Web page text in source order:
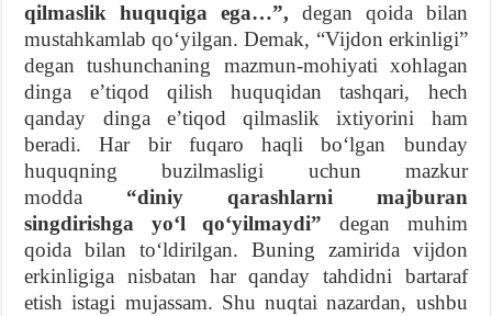
qilmaslik huquqiga ega…”, degan qoida bilan
mustahkamlab qo‘yilgan. Demak, “Vijdon erkinligi”
degan tushunchaning mazmun-mohiyati xohlagan
dinga e’tiqod qilish huquqidan tashqari, hech
qanday dinga e’tiqod qilmaslik ixtiyorini ham
beradi. Har bir fuqaro haqli bo‘lgan bunday
huquqning buzilmasligi uchun mazkur
modda “diniy qarashlarni majburan
singdirishga yo‘l qo‘yilmaydi” degan muhim
qoida bilan to‘ldirilgan. Buning zamirida vijdon
erkinligiga nisbatan har qanday tahdidni bartaraf
etish istagi mujassam. Shu nuqtai nazardan, ushbu